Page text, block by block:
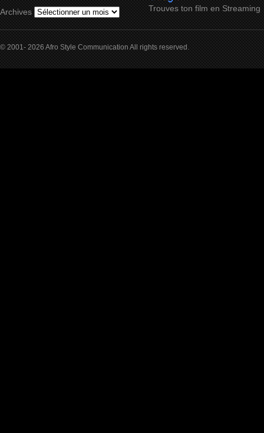
Archives
Trouves ton film en Streaming
© 2001- 2026 Afro Style Communication All rights reserved.